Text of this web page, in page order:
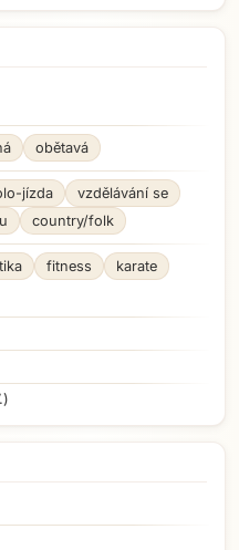
obětavá
jízda
vzdělávání se
country/folk
fitness
karate